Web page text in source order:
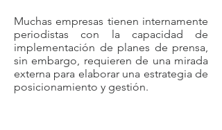
Muchas empresas tienen internamente
periodistas con la capacidad de
implementación de planes de prensa,
sin embargo, requieren de una mirada
externa para elaborar una estrategia de
posicionamiento y gestión.